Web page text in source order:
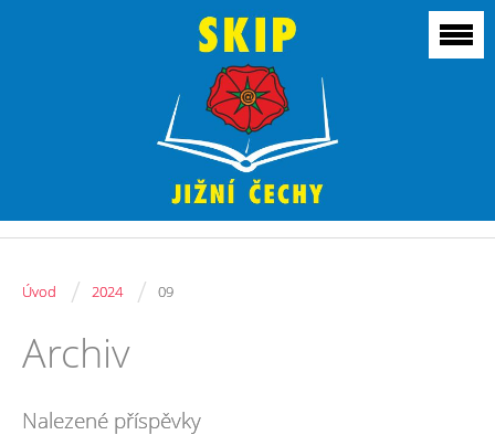
Úvod / 2024 / 09
Archiv
Nalezené příspěvky